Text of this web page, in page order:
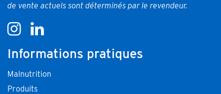
de vente actuels sont déterminés par le revendeur.
Informations pratiques
Malnutrition
Produits